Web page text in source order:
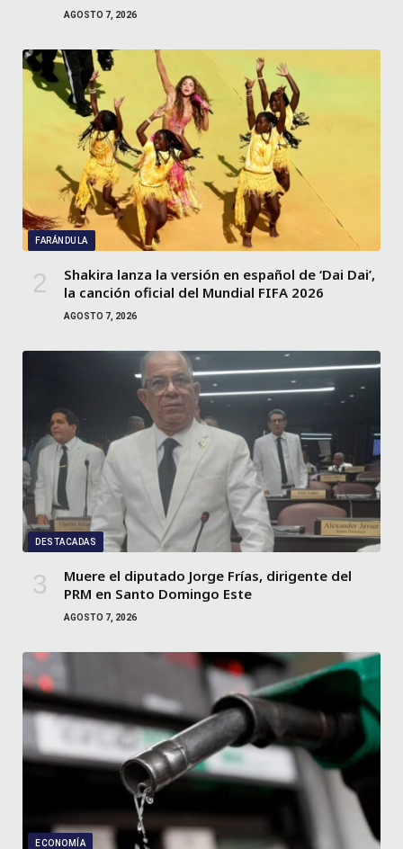
AGOSTO 7, 2026
FARÁNDULA
Shakira lanza la versión en español de ‘Dai Dai’,
la canción oficial del Mundial FIFA 2026
AGOSTO 7, 2026
DESTACADAS
Muere el diputado Jorge Frías, dirigente del
PRM en Santo Domingo Este
AGOSTO 7, 2026
ECONOMÍA